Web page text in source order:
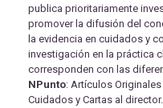
publica prioritariamente
promover la difusión del
la evidencia en cuidados y
investigación en la práctica
corresponden con las
NPunto: Artículos
Cuidados y Cartas al